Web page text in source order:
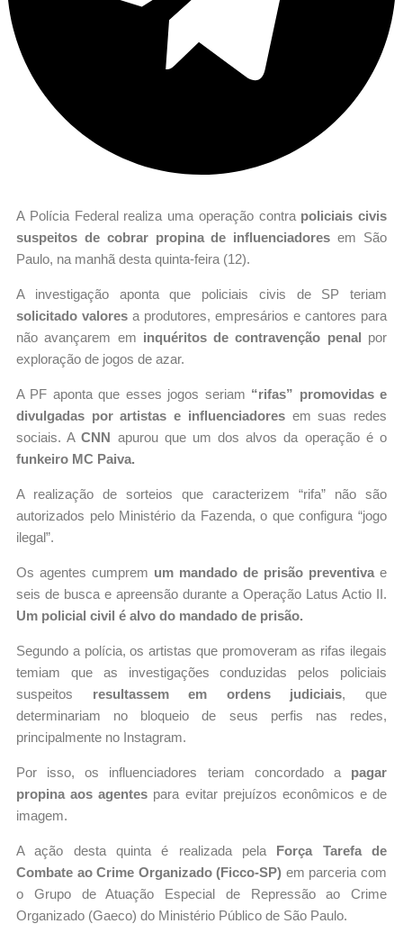
A Polícia Federal realiza uma operação contrapoliciais civis
suspeitos de cobrar propina de influenciadores em São
Paulo, na manhã desta quinta-feira (12).
A investigação aponta que policiais civis de SP teriam
solicitado valores a produtores, empresários e cantores para
não avançarem em inquéritos de contravenção penal por
exploração de jogos de azar.
A PF aponta que esses jogos seriam “rifas” promovidas e
divulgadas por artistas e influenciadoresem suas redes
sociais. ACNN apurou que um dos alvos da operação é o
funkeiro MC Paiva.
A realização de sorteios que caracterizem “rifa” não são
autorizados pelo Ministério da Fazenda, o que configura “jogo
ilegal”.
Os agentes cumprem um mandado de prisão preventivae
seis de busca e apreensão durante a Operação Latus Actio II.
Um policial civil é alvo do mandado de prisão.
Segundo a polícia, os artistas que promoveram as rifas ilegais
temiam que as investigações conduzidas pelos policiais
suspeitos resultassem em ordens judiciais, que
determinariam no bloqueio de seus perfis nas redes,
principalmente no Instagram.
Por isso, os influenciadores teriam concordado a pagar
propina aos agentes para evitar prejuízos econômicos e de
imagem.
A ação desta quinta é realizada pela Força Tarefa de
Combate ao Crime Organizado (Ficco-SP) em parceria com
o Grupo de Atuação Especial de Repressão ao Crime
Organizado (Gaeco) do Ministério Público de São Paulo.